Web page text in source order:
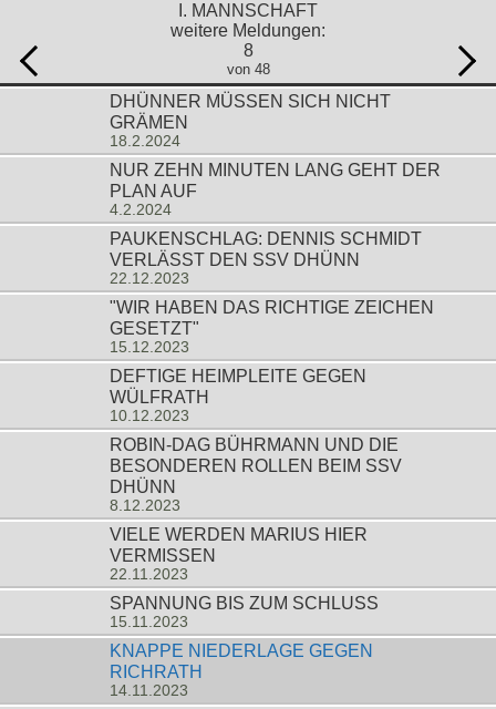
I. MANNSCHAFT
weitere Meldungen:
8
von 48
DHÜNNER MÜSSEN SICH NICHT
GRÄMEN
18.2.2024
NUR ZEHN MINUTEN LANG GEHT DER
PLAN AUF
4.2.2024
PAUKENSCHLAG: DENNIS SCHMIDT
VERLÄSST DEN SSV DHÜNN
22.12.2023
"WIR HABEN DAS RICHTIGE ZEICHEN
GESETZT"
15.12.2023
DEFTIGE HEIMPLEITE GEGEN
WÜLFRATH
10.12.2023
ROBIN-DAG BÜHRMANN UND DIE
BESONDEREN ROLLEN BEIM SSV
DHÜNN
8.12.2023
VIELE WERDEN MARIUS HIER
VERMISSEN
22.11.2023
SPANNUNG BIS ZUM SCHLUSS
15.11.2023
KNAPPE NIEDERLAGE GEGEN
RICHRATH
14.11.2023